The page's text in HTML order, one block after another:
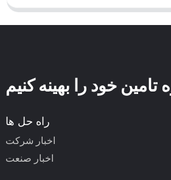
تامین خود را بهینه کنیم
راه حل ها
اخبار شرکت
اخبار صنعت